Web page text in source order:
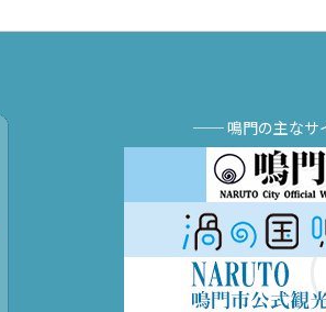
── 鳴門の主な